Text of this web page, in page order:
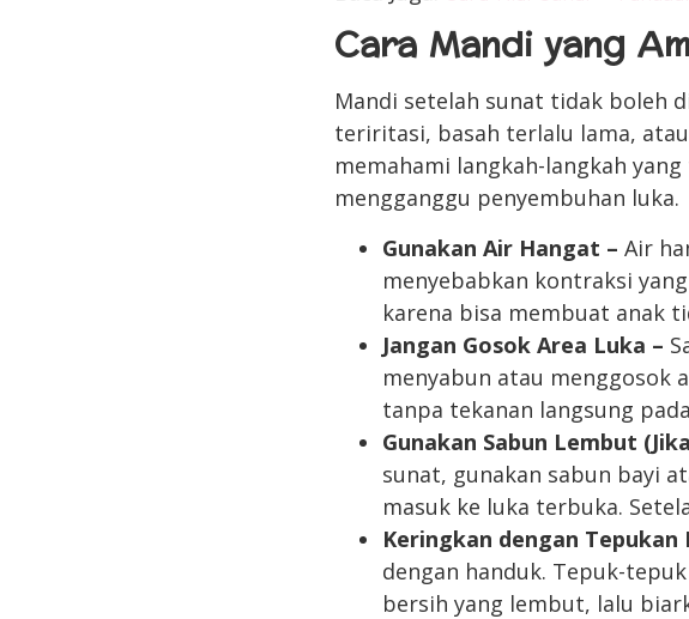
Cara Mandi yang
Mandi setelah sunat tidak boleh
teriritasi, basah terlalu lama,
memahami langkah-langkah
mengganggu penyembuhan luka.
Gunakan Air Hangat – Air
menyebabkan kontraksi
karena bisa membuat anak
Jangan Gosok Area Luka –
menyabun atau menggosok
tanpa tekanan langsung
Gunakan Sabun Lembut
sunat, gunakan sabun bayi
masuk ke luka terbuka.
Keringkan dengan Tepukan
dengan handuk. Tepuk-
bersih yang lembut, lalu